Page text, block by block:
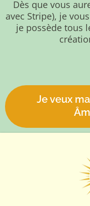
Dès que vous
avec Stripe), je
je possède tous
Je veux